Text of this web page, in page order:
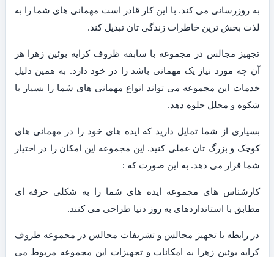
به روزرسانی می کند. با این کار قادر است مهمانی های شما را به
لذت بخش ترین خاطرات زندگی تان تبدیل کند.
تجهیز مجالس در مجموعه با سابقه ظروف کرایه بوئین زهرا هر
آن چه مورد نیاز یک مهمانی باشد را در خود دارد. به همین دلیل
خدمات این مجموعه می تواند انواع مهمانی های شما را بسیار با
شکوه و مجلل جلوه دهد.
بسیاری از شما تمایل دارید که ایده های خود را در مهمانی های
کوچک و بزرگ تان عملی کنید. این مجموعه این امکان را در اختیار
شما قرار می دهد. به این صورت که :
کارشناس های مجموعه ایده های شما را به شکلی حرفه ای
مطابق با استانداردهای به روز دنیا طراحی می کنند.
در رابطه با تجهیز مجالس و تشریفات مجالس در مجموعه ظروف
کرایه بوئین زهرا به امکانات و تجهیزات این مجموعه مربوط می